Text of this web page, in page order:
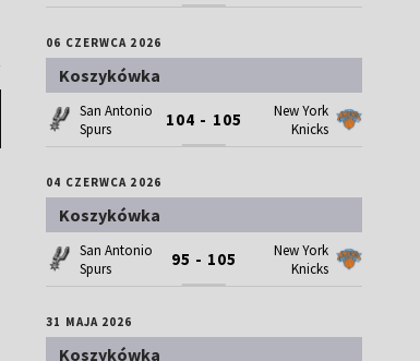
06 CZERWCA 2026
Koszykówka
San Antonio
Spurs
104 - 105
New York
Knicks
04 CZERWCA 2026
Koszykówka
San Antonio
Spurs
95 - 105
New York
Knicks
31 MAJA 2026
Koszykówka